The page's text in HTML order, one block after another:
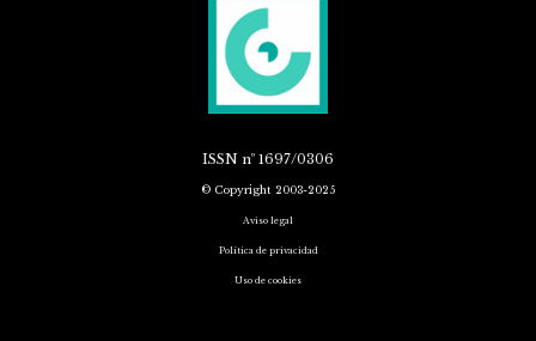
ISSN nº 1697/0306
© Copyright 2003-2025
Aviso legal
Política de privacidad
Uso de cookies